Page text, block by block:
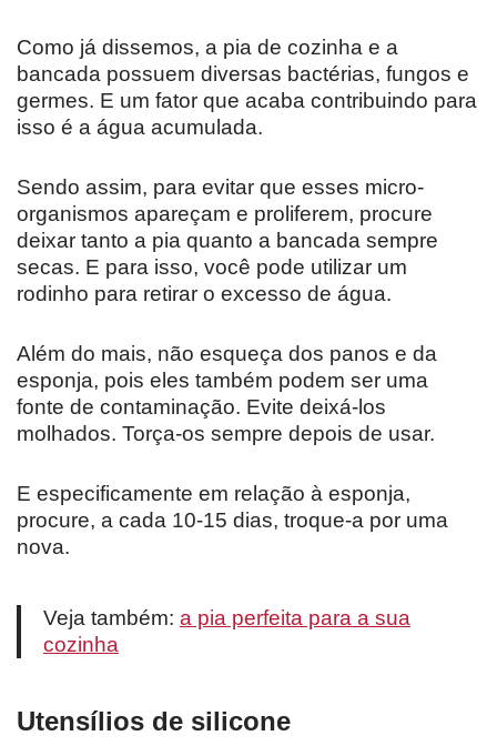
Como já dissemos, a pia de cozinha e a
bancada possuem diversas bactérias, fungos e
germes. E um fator que acaba contribuindo para
isso é a água acumulada.
Sendo assim, para evitar que esses micro-
organismos apareçam e proliferem, procure
deixar tanto a pia quanto a bancada sempre
secas. E para isso, você pode utilizar um
rodinho para retirar o excesso de água.
Além do mais, não esqueça dos panos e da
esponja, pois eles também podem ser uma
fonte de contaminação. Evite deixá-los
molhados. Torça-os sempre depois de usar.
E especificamente em relação à esponja,
procure, a cada 10-15 dias, troque-a por uma
nova.
Veja também: a pia perfeita para a sua
cozinha
Utensílios de silicone